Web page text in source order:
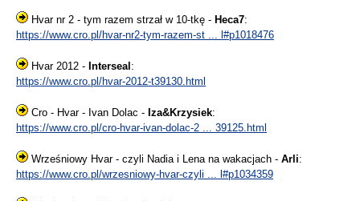
Hvar nr 2 - tym razem strzał w 10-tkę - Heca7:
https://www.cro.pl/hvar-nr2-tym-razem-st ... l#p1018476
Hvar 2012 - Interseal :
https://www.cro.pl/hvar-2012-t39130.html
Cro - Hvar - Ivan Dolac - Iza&Krzysiek:
https://www.cro.pl/cro-hvar-ivan-dolac-2 ... 39125.html
Wrześniowy Hvar - czyli Nadia i Lena na wakacjach - Arli:
https://www.cro.pl/wrzesniowy-hvar-czyli ... l#p1034359